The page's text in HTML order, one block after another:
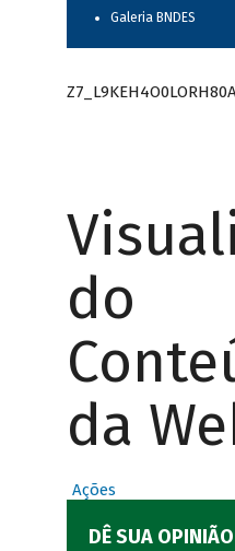
Galeria BNDES
do
da
Ações
DÊ SUA OPINIÃO